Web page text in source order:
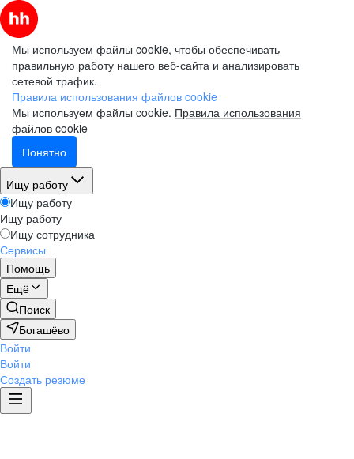
Мы используем файлы cookie, чтобы обеспечивать
правильную работу нашего веб-сайта и анализировать
сетевой трафик.
Правила использования файлов cookie
Мы используем файлы cookie. Правила использования
файлов cookie
Понятно
Ищу работу
Ищу работу
Ищу работу
Ищу сотрудника
Сервисы
Помощь
Ещё
Поиск
Богашёво
Войти
Войти
Создать резюме